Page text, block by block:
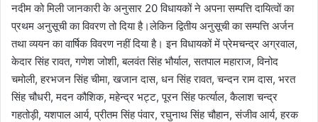
नदीम को मिली जानकारी के अनुसार 20 विधायकों ने अपना सम्पत्ति दायित्वों का
प्रथम अनुसूची का विवरण तो दिया है।लेकिन द्वितीय अनुसूची का सम्पत्ति अर्जन
तथा व्ययन का वार्षिक विवरण नहीं दिया है। इन विधायकों में प्रेमचन्द्र अग्रवाल,
केदार सिंह रावत, गणेश जोशी, बलवंत सिंह भौर्याल, सतपाल महाराज, विनोद
चमोली, हरभजन सिंह चीमा, खजान दास, धन सिंह रावत, चन्दन राम दास, भरत
सिंह चौधरी, मदन कौशिक, महेन्द्र भट्ट, पूरन सिंह फर्त्याल, कैलाश चन्द्र
गहतोड़ी, यशपाल आर्य, प्रीतम सिंह पंवार, रघुनाथ सिंह चौहान, संजीव आर्य, हरक